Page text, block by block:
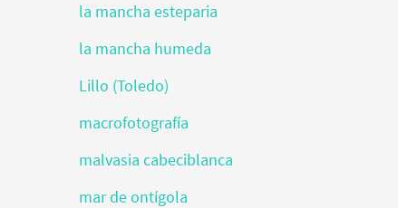
la mancha esteparia
la mancha humeda
Lillo (Toledo)
macrofotografía
malvasia cabeciblanca
mar de ontígola